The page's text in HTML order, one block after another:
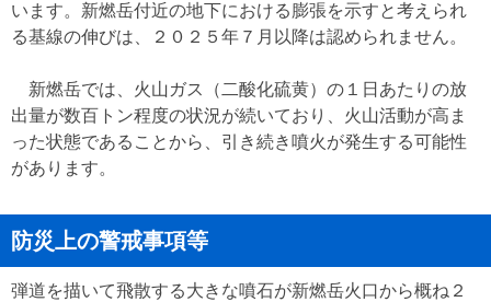
います。新燃岳付近の地下における膨張を示すと考えられ
る基線の伸びは、２０２５年７月以降は認められません。
新燃岳では、火山ガス（二酸化硫黄）の１日あたりの放
出量が数百トン程度の状況が続いており、火山活動が高ま
った状態であることから、引き続き噴火が発生する可能性
があります。
防災上の警戒事項等
弾道を描いて飛散する大きな噴石が新燃岳火口から概ね２